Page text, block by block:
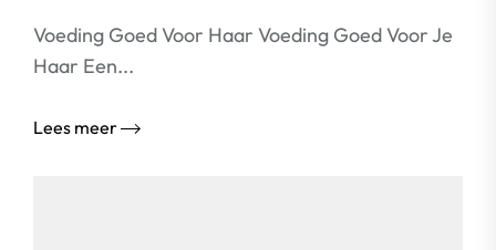
Voeding Goed Voor Haar Voeding Goed Voor Je
Haar Een...
Lees meer